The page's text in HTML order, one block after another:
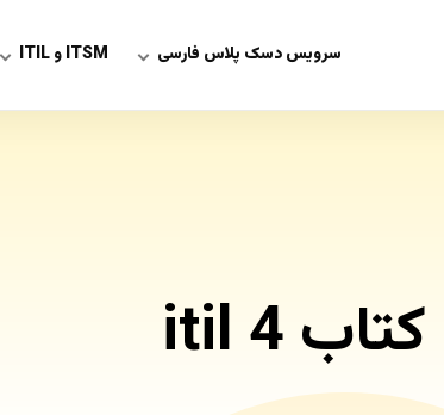
سرویس دسک پلاس فارسی ITSM و ITIL
کتاب itil 4